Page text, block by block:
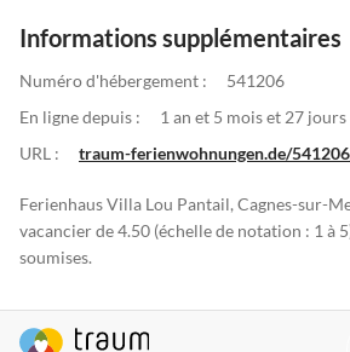
Informations supplémentaires
Numéro d'hébergement :
541206
En ligne depuis :
1 an et 5 mois et 27 jours
URL :
traum-ferienwohnungen.de/
Ferienhaus Villa Lou Pantail, Cagnes-sur-
vacancier de 4.50 (échelle de notation : 1 à
soumises.